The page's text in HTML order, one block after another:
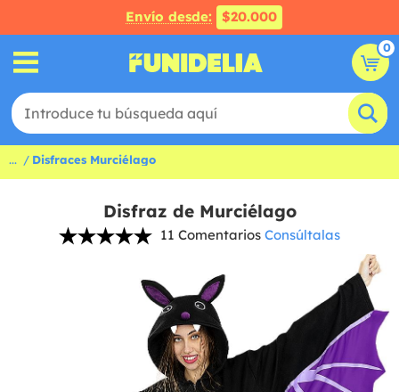
Envío desde: $20.000
0
... Disfraces Murciélago
Disfraz de Murciélago
11 Comentarios Consúltalas